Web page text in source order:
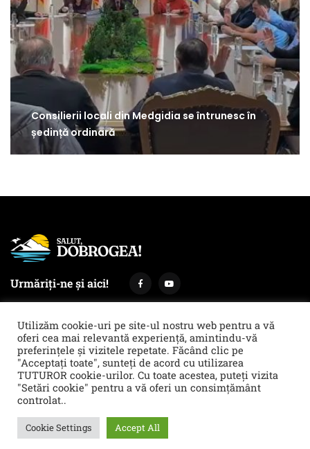
Consilierii locali din Medgidia se întrunesc în
ședință ordinară
Urmăriți-ne și aici!
Termeni și condiții
Politica de cookies & GDPR
Noi îți facem reclamă!
© 2021 Salut, Dobrogea! - Ziar de informare și atitudine || E-mail:
Utilizăm cookie-uri pe site-ul nostru web pentru a vă
oferi cea mai relevantă experiență, amintindu-vă
preferințele și vizitele repetate. Făcând clic pe
"Acceptați toate", sunteți de acord cu utilizarea
TUTUROR cookie-urilor. Cu toate acestea, puteți vizita
"Setări cookie" pentru a vă oferi un consimțământ
controlat..
Cookie Settings Accept All